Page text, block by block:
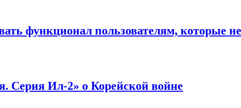
функционал пользователям, которые
Серия Ил-2» о Корейской войне